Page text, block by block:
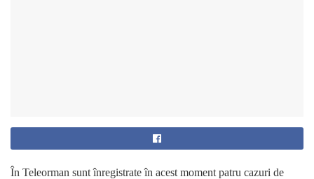
În Teleorman sunt înregistrate în acest moment patru cazuri de